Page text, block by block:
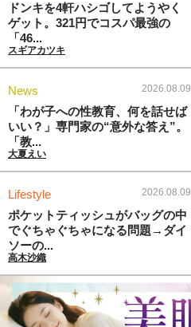
ドンキを4軒ハシゴしてようやく
ゲット。321円でコスパ最強の
「46...
スギアカツキ
News 2026.08.09
「わが子への性教育、何を話せば
いい？」専門家の“意外な答え”。
「教...
大夏えい
Lifestyle 2026.08.09
ポケットティッシュがバッグの中
でぐちゃぐちゃになる問題→ダイ
ソーの...
高木沙織